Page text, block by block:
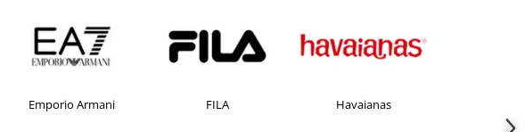
FILA Havaianas JACK &JONES